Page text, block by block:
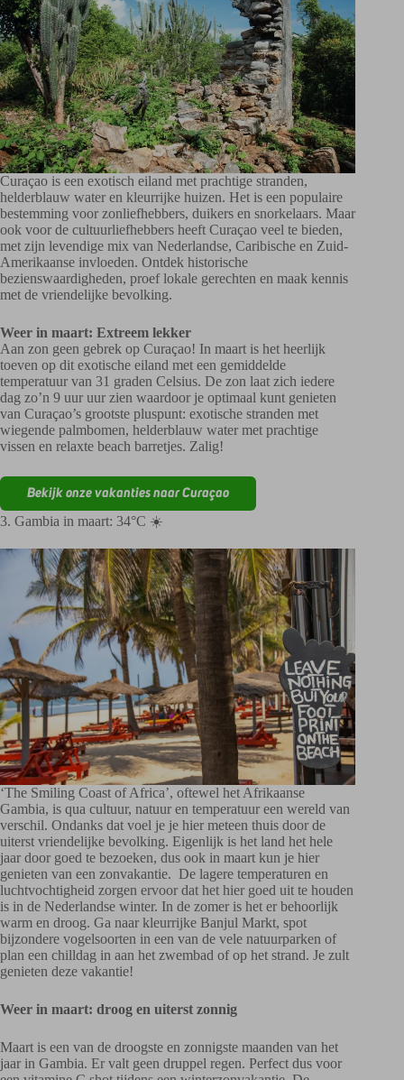
Curaçao is een exotisch eiland met prachtige stranden,
helderblauw water en kleurrijke huizen. Het is een populaire
bestemming voor zonliefhebbers, duikers en snorkelaars. Maar
ook voor de cultuurliefhebbers heeft Curaçao veel te bieden,
met zijn levendige mix van Nederlandse, Caribische en Zuid-
Amerikaanse invloeden. Ontdek historische
bezienswaardigheden, proef lokale gerechten en maak kennis
met de vriendelijke bevolking.
Weer in maart: Extreem lekker
Aan zon geen gebrek op Curaçao! In maart is het heerlijk
toeven op dit exotische eiland met een gemiddelde
temperatuur van 31 graden Celsius. De zon laat zich iedere
dag zo’n 9 uur uur zien waardoor je optimaal kunt genieten
van Curaçao’s grootste pluspunt: exotische stranden met
wiegende palmbomen, helderblauw water met prachtige
vissen en relaxte beach barretjes. Zalig!
Bekijk onze vakanties naar Curaçao
3. Gambia in maart: 34°C ☀️
‘The Smiling Coast of Africa’, oftewel het Afrikaanse
Gambia, is qua cultuur, natuur en temperatuur een wereld van
verschil. Ondanks dat voel je je hier meteen thuis door de
uiterst vriendelijke bevolking. Eigenlijk is het land het hele
jaar door goed te bezoeken, dus ook in maart kun je hier
genieten van een zonvakantie. De lagere temperaturen en
luchtvochtigheid zorgen ervoor dat het hier goed uit te houden
is in de Nederlandse winter. In de zomer is het er behoorlijk
warm en droog. Ga naar kleurrijke Banjul Markt, spot
bijzondere vogelsoorten in een van de vele natuurparken of
plan een chilldag in aan het zwembad of op het strand. Je zult
genieten deze vakantie!
Weer in maart: droog en uiterst zonnig
Maart is een van de droogste en zonnigste maanden van het
jaar in Gambia. Er valt geen druppel regen. Perfect dus voor